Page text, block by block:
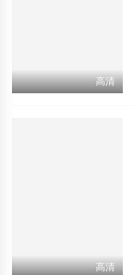
高清
高清